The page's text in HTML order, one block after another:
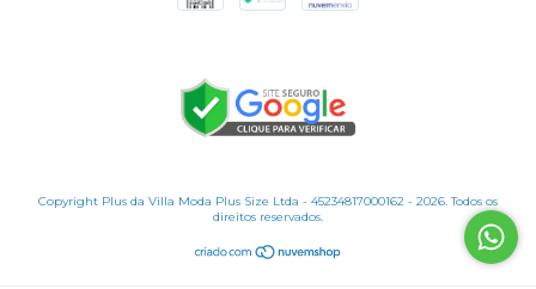
Copyright Plus da Villa Moda Plus Size Ltda - 45234817000162 - 2026. Todos os
direitos reservados.